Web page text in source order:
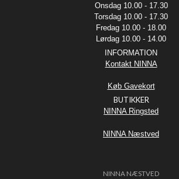
Onsdag 10.00 - 17.30
Torsdag 10.00 - 17.30
Fredag 10.00 - 18.00
Lørdag 10.00 - 14.00
INFORMATION
Kontakt NINNA
Køb Gavekort
BUTIKKER
NINNA Ringsted
NINNA Næstved
NINNA NÆSTVED